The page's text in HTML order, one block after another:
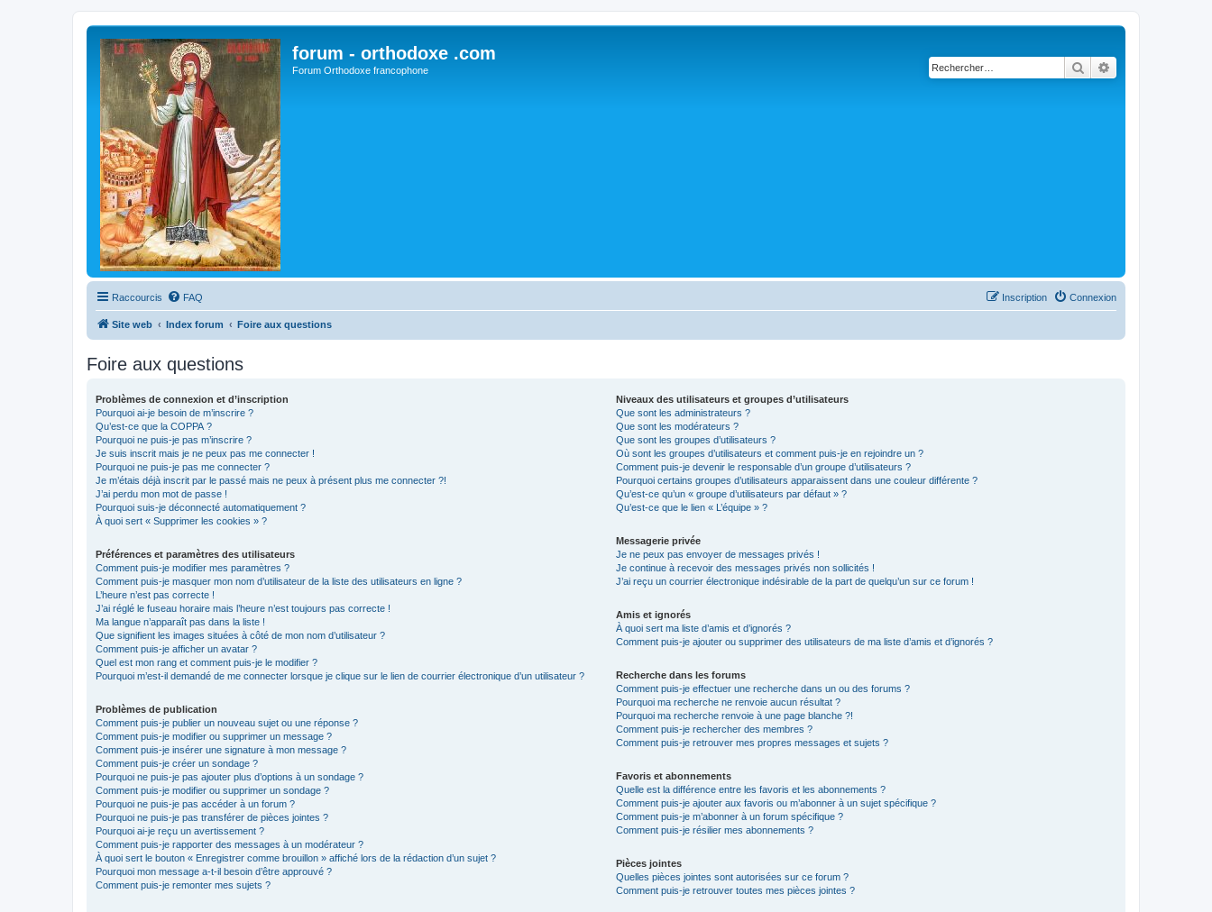
forum - orthodoxe .com
Forum Orthodoxe francophone Rechercher
Raccourcis FAQ Connexion
Inscription
Site web Index forum Foire aux questions
Foire aux questions
Problèmes de connexion et d’inscription
Pourquoi ai-je besoin de m’inscrire ?
Qu’est-ce que la COPPA ?
Pourquoi ne puis-je pas m’inscrire ?
Je suis inscrit mais je ne peux pas me connecter !
Pourquoi ne puis-je pas me connecter ?
Je m’étais déjà inscrit par le passé mais ne peux à présent plus me connecter ?!
J’ai perdu mon mot de passe !
Pourquoi suis-je déconnecté automatiquement ?
À quoi sert « Supprimer les cookies » ?
Préférences et paramètres des utilisateurs
Comment puis-je modifier mes paramètres ?
Comment puis-je masquer mon nom d’utilisateur de la liste des utilisateurs en ligne ?
L’heure n’est pas correcte !
J’ai réglé le fuseau horaire mais l’heure n’est toujours pas correcte !
Ma langue n’apparaît pas dans la liste !
Que signifient les images situées à côté de mon nom d’utilisateur ?
Comment puis-je afficher un avatar ?
Quel est mon rang et comment puis-je le modifier ?
Pourquoi m’est-il demandé de me connecter lorsque je clique sur le lien de courrier électronique d’un utilisateur ?
Problèmes de publication
Comment puis-je publier un nouveau sujet ou une réponse ?
Comment puis-je modifier ou supprimer un message ?
Comment puis-je insérer une signature à mon message ?
Comment puis-je créer un sondage ?
Pourquoi ne puis-je pas ajouter plus d’options à un sondage ?
Comment puis-je modifier ou supprimer un sondage ?
Pourquoi ne puis-je pas accéder à un forum ?
Pourquoi ne puis-je pas transférer de pièces jointes ?
Pourquoi ai-je reçu un avertissement ?
Comment puis-je rapporter des messages à un modérateur ?
À quoi sert le bouton « Enregistrer comme brouillon » affiché lors de la rédaction d’un sujet ?
Pourquoi mon message a-t-il besoin d’être approuvé ?
Comment puis-je remonter mes sujets ?
Niveaux des utilisateurs et groupes d’utilisateurs
Que sont les administrateurs ?
Que sont les modérateurs ?
Que sont les groupes d’utilisateurs ?
Où sont les groupes d’utilisateurs et comment puis-je en rejoindre un ?
Comment puis-je devenir le responsable d’un groupe d’utilisateurs ?
Pourquoi certains groupes d’utilisateurs apparaissent dans une couleur différente ?
Qu’est-ce qu’un « groupe d’utilisateurs par défaut » ?
Qu’est-ce que le lien « L’équipe » ?
Messagerie privée
Je ne peux pas envoyer de messages privés !
Je continue à recevoir des messages privés non sollicités !
J’ai reçu un courrier électronique indésirable de la part de quelqu’un sur ce forum !
Amis et ignorés
À quoi sert ma liste d’amis et d’ignorés ?
Comment puis-je ajouter ou supprimer des utilisateurs de ma liste d’amis et d’ignorés ?
Recherche dans les forums
Comment puis-je effectuer une recherche dans un ou des forums ?
Pourquoi ma recherche ne renvoie aucun résultat ?
Pourquoi ma recherche renvoie à une page blanche ?!
Comment puis-je rechercher des membres ?
Comment puis-je retrouver mes propres messages et sujets ?
Favoris et abonnements
Quelle est la différence entre les favoris et les abonnements ?
Comment puis-je ajouter aux favoris ou m’abonner à un sujet spécifique ?
Comment puis-je m’abonner à un forum spécifique ?
Comment puis-je résilier mes abonnements ?
Pièces jointes
Quelles pièces jointes sont autorisées sur ce forum ?
Comment puis-je retrouver toutes mes pièces jointes ?